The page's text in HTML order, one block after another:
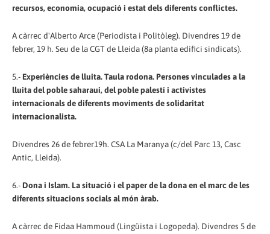
recursos, economia, ocupació i estat dels diferents conflictes.
A càrrec d'Alberto Arce (Periodista i Politòleg). Divendres 19 de
febrer, 19 h. Seu de la CGT de Lleida (8a planta edifici sindicats).
5.- Experiències de lluita. Taula rodona. Persones vinculades a la
lluita del poble saharaui, del poble palestí i activistes
internacionals de diferents moviments de solidaritat
internacionalista.
Divendres 26 de febrer19h. CSA La Maranya (c/del Parc 13, Casc
Antic, Lleida).
6.- Dona i Islam. La situació i el paper de la dona en el marc de les
diferents situacions socials al món àrab.
A càrrec de Fidaa Hammoud (Lingüista i Logopeda). Divendres 5 de